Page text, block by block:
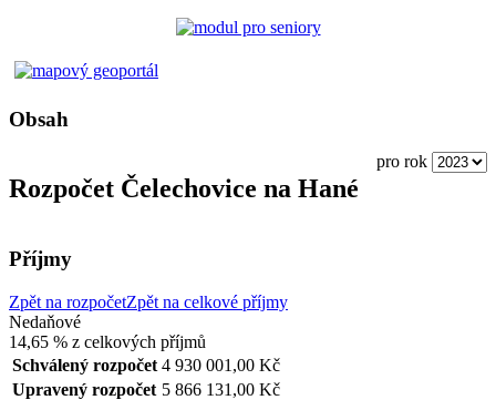
Obsah
pro rok
Rozpočet Čelechovice na Hané
Příjmy
Zpět na rozpočetZpět na celkové příjmy
Nedaňové
14,65 % z celkových příjmů
Schválený rozpočet 4 930 001,00 Kč
Upravený rozpočet 5 866 131,00 Kč